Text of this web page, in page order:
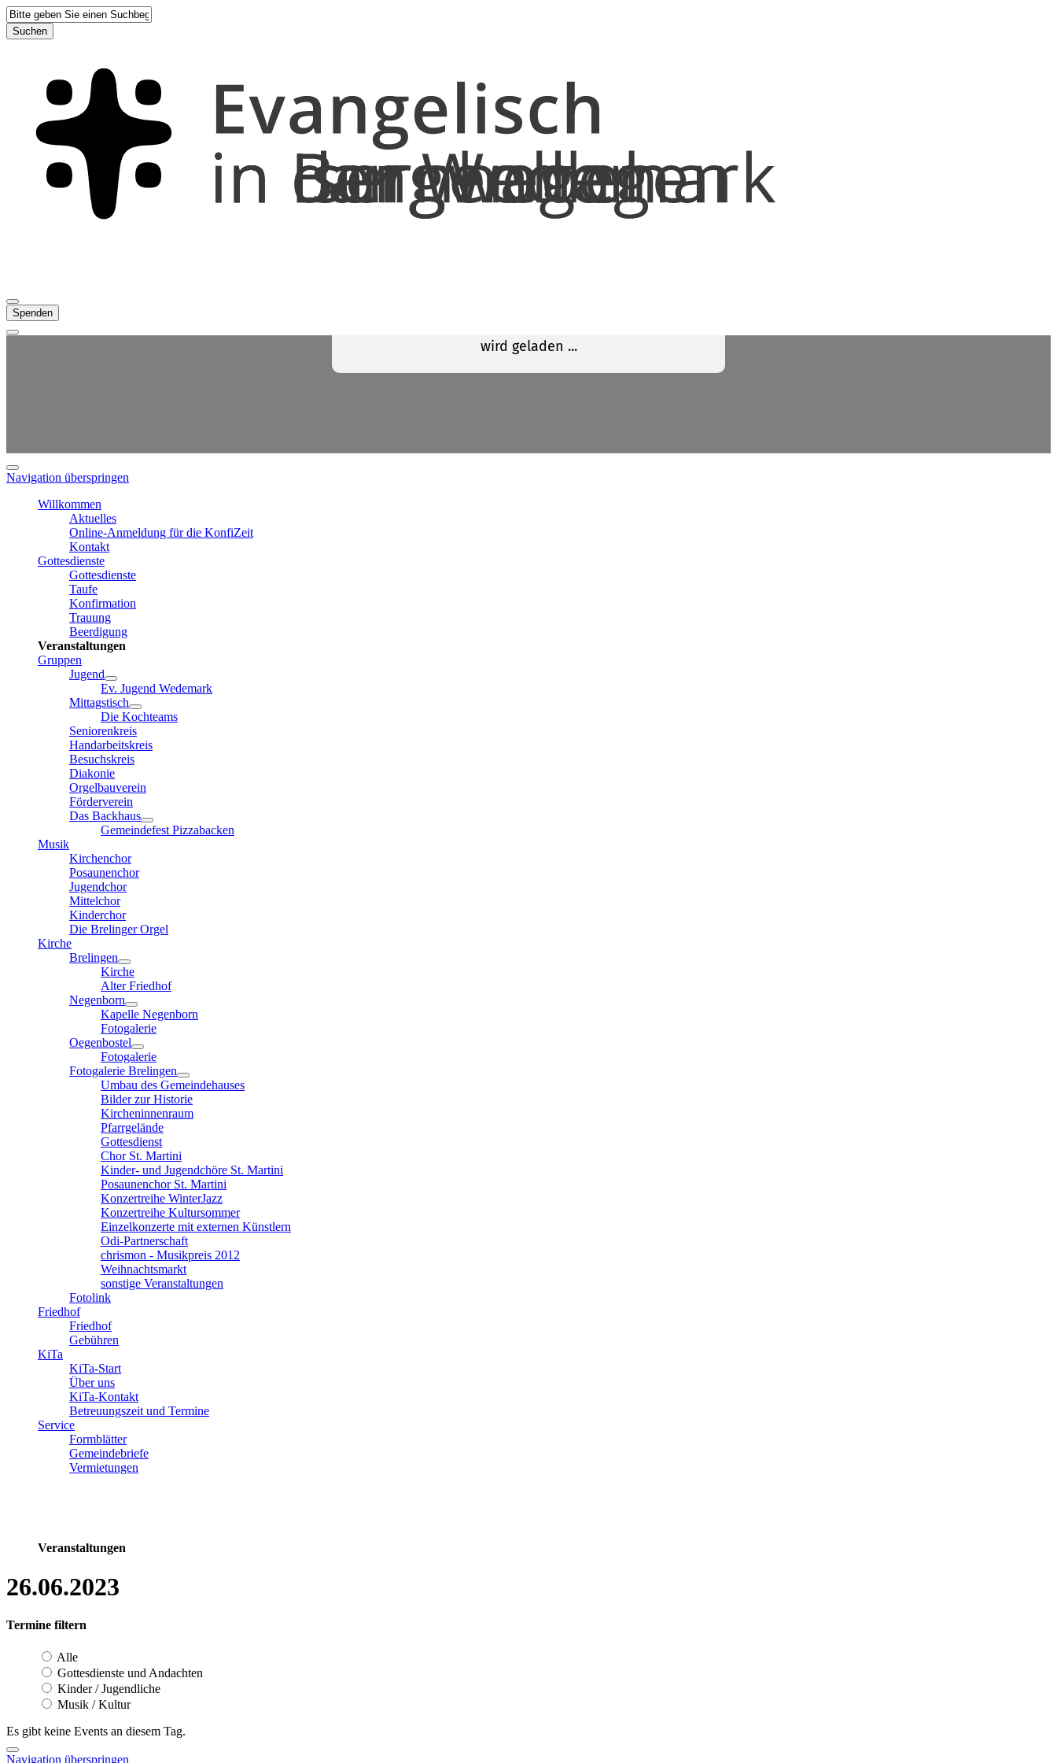
Suchen
Spenden
Navigation überspringen
Willkommen
Aktuelles
Online-Anmeldung für die KonfiZeit
Kontakt
Gottesdienste
Gottesdienste
Taufe
Konfirmation
Trauung
Beerdigung
Veranstaltungen
Gruppen
Jugend
Ev. Jugend Wedemark
Mittagstisch
Die Kochteams
Seniorenkreis
Handarbeitskreis
Besuchskreis
Diakonie
Orgelbauverein
Förderverein
Das Backhaus
Gemeindefest Pizzabacken
Musik
Kirchenchor
Posaunenchor
Jugendchor
Mittelchor
Kinderchor
Die Brelinger Orgel
Kirche
Brelingen
Kirche
Alter Friedhof
Negenborn
Kapelle Negenborn
Fotogalerie
Oegenbostel
Fotogalerie
Fotogalerie Brelingen
Umbau des Gemeindehauses
Bilder zur Historie
Kircheninnenraum
Pfarrgelände
Gottesdienst
Chor St. Martini
Kinder- und Jugendchöre St. Martini
Posaunenchor St. Martini
Konzertreihe WinterJazz
Konzertreihe Kultursommer
Einzelkonzerte mit externen Künstlern
Odi-Partnerschaft
chrismon - Musikpreis 2012
Weihnachtsmarkt
sonstige Veranstaltungen
Fotolink
Friedhof
Friedhof
Gebühren
KiTa
KiTa-Start
Über uns
KiTa-Kontakt
Betreuungszeit und Termine
Service
Formblätter
Gemeindebriefe
Vermietungen
Veranstaltungen
26.06.2023
Termine filtern
Alle
Gottesdienste und Andachten
Kinder / Jugendliche
Musik / Kultur
Es gibt keine Events an diesem Tag.
Navigation überspringen